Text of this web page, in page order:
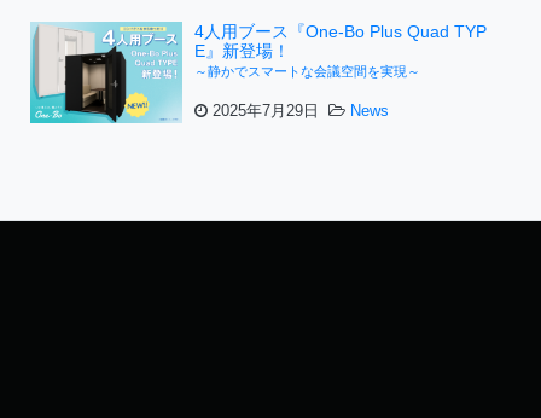
4人用ブース『One-Bo Plus Quad TYP
E』新登場！
～静かでスマートな会議空間を実現～
2025年7月29日 News